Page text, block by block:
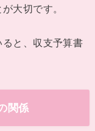
大切です。
と、収支予算書
関係